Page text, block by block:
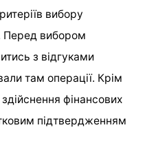
вибору
Перед вибором
з відгуками
там операції. Крім
здійснення фінансових
підтвердженням